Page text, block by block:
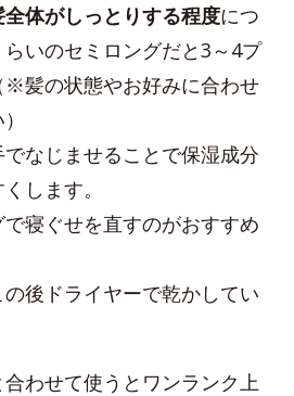
全体がしっとりする程度につ
いのセミロングだと3～4プ
※髪の状態やお好みに合わせ
なじませることで保湿成分
します。
寝ぐせを直すのがおすすめ
後ドライヤーで乾かしてい
わせて使うとワンランク上